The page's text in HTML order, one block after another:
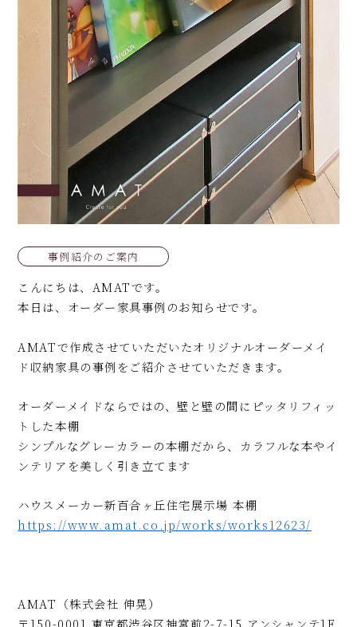
事例紹介のご案内
こんにちは、AMATです。
本日は、オーダー家具事例のお知らせです。
AMATで作成させていただいたオリジナルオーダーメイ
ド収納家具の事例をご紹介させていただきます。
オーダーメイドならではの、壁と壁の間にピッタリフィッ
トした本棚
シンプルなグレーカラーの本棚だから、カラフルな本やイ
ンテリアを美しく引き立てます
ハウスメーカー新百合ヶ丘住宅展示場 本棚
https://www.amat.co.jp/works/works12623/
AMAT（株式会社 伸晃）
〒150-0001 東京都渋谷区神宮前2-7-15 アンシャンテ1F